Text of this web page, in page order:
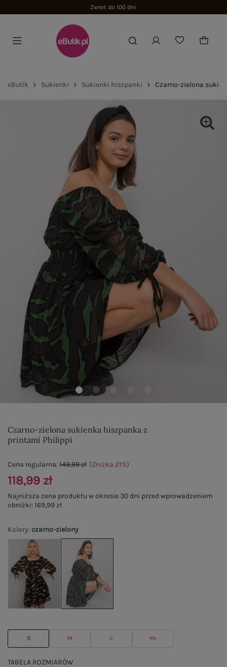
Zwrot do 100 dni
eButik Sukienki Sukienki hiszpanki Czarno-zielona
Czarno-zielona sukienka hiszpanka z
printami Philippi
Kolory: czarno-zielony
S M L XL
TABELA ROZMIARÓW
Cena regularna:149,99 zł (Zniżka 21%)
118,99 zł
Najniższa cena produktu w okresie 30 dni przed wprowadzeniem
obniżki:169,99 zł